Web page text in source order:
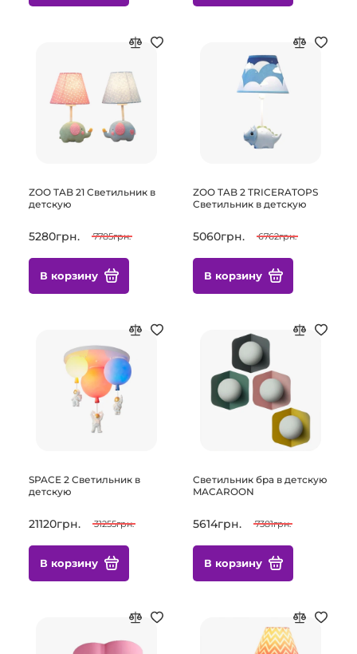
ZOO TAB 21 Светильник в
детскую
5280грн. 7785грн.
В корзину
ZOO TAB 2 TRICERATOPS
Светильник в детскую
5060грн. 6762грн.
В корзину
SPACE 2 Светильник в
детскую
21120грн. 31255грн.
В корзину
Светильник бра в детскую
MACAROON
5614грн. 7381грн.
В корзину